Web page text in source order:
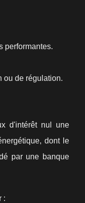
performantes.
ou de régulation.
d'intérêt nul une
dont le
par une banque
: